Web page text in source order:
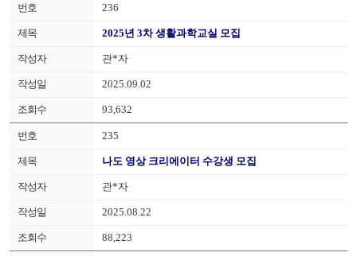
236
2025년 3차 생활과학교실 모집
관*자
2025.09.02
93,632
235
나도 영상 크리에이터 수강생 모집
관*자
2025.08.22
88,223